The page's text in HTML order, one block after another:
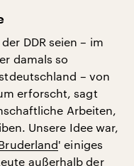
DDR seien – im
damals so
– von
erforscht, sagt
Arbeiten,
Unsere Idee war,
' einiges
außerhalb der